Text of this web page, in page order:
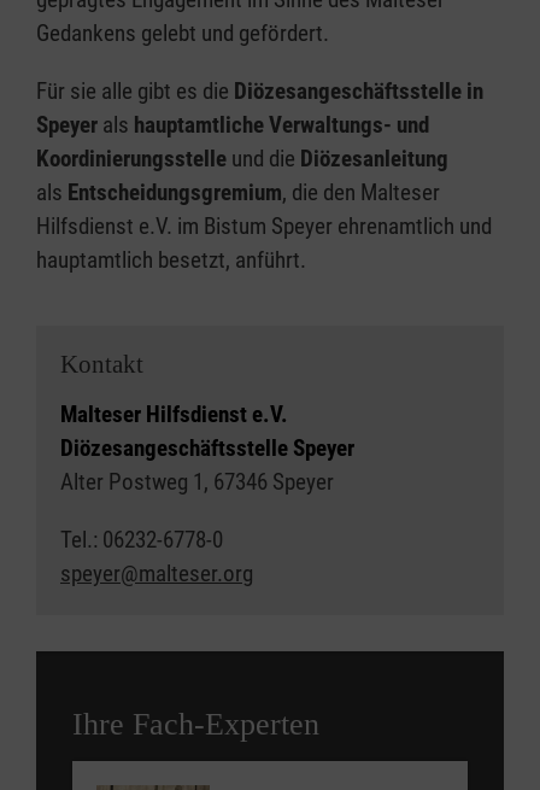
Gedankens gelebt und gefördert.
Für sie alle gibt es die Diözesangeschäftsstelle in
Speyer als hauptamtliche Verwaltungs- und
Koordinierungsstelle und die Diözesanleitung
als Entscheidungsgremium, die den Malteser
Hilfsdienst e.V. im Bistum Speyer ehrenamtlich und
hauptamtlich besetzt, anführt.
Kontakt
Malteser Hilfsdienst e.V.
Diözesangeschäftsstelle Speyer
Alter Postweg 1, 67346 Speyer
Tel.: 06232-6778-0
speyer@malteser.org
Ihre Fach-Experten